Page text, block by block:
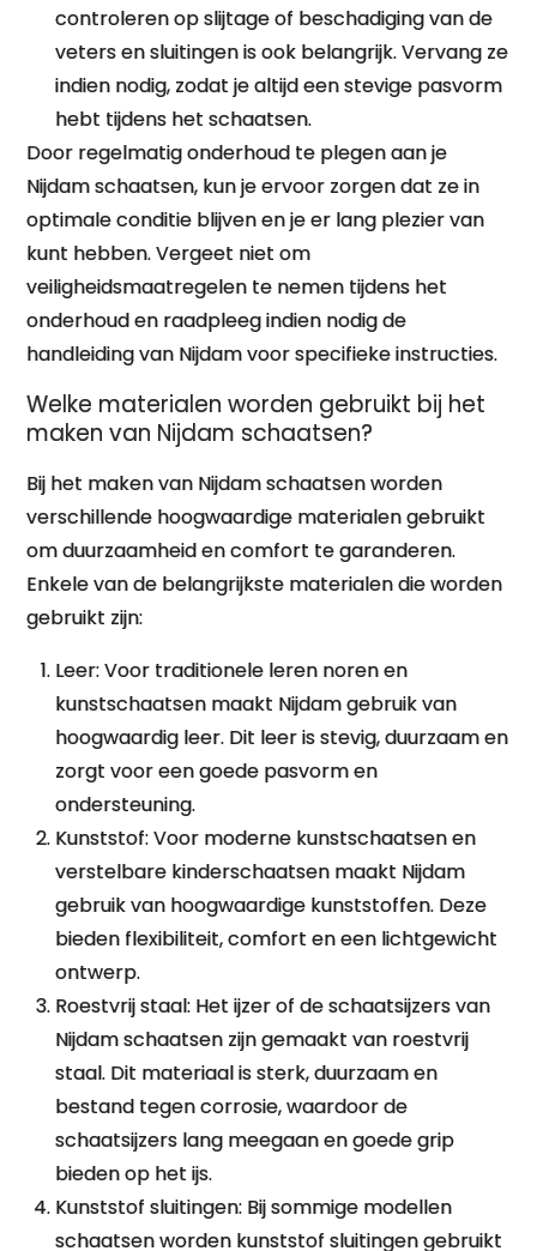
controleren op slijtage of beschadiging van de
veters en sluitingen is ook belangrijk. Vervang ze
indien nodig, zodat je altijd een stevige pasvorm
hebt tijdens het schaatsen.
Door regelmatig onderhoud te plegen aan je
Nijdam schaatsen, kun je ervoor zorgen dat ze in
optimale conditie blijven en je er lang plezier van
kunt hebben. Vergeet niet om
veiligheidsmaatregelen te nemen tijdens het
onderhoud en raadpleeg indien nodig de
handleiding van Nijdam voor specifieke instructies.
Welke materialen worden gebruikt bij het
maken van Nijdam schaatsen?
Bij het maken van Nijdam schaatsen worden
verschillende hoogwaardige materialen gebruikt
om duurzaamheid en comfort te garanderen.
Enkele van de belangrijkste materialen die worden
gebruikt zijn:
Leer: Voor traditionele leren noren en
kunstschaatsen maakt Nijdam gebruik van
hoogwaardig leer. Dit leer is stevig, duurzaam en
zorgt voor een goede pasvorm en
ondersteuning.
Kunststof: Voor moderne kunstschaatsen en
verstelbare kinderschaatsen maakt Nijdam
gebruik van hoogwaardige kunststoffen. Deze
bieden flexibiliteit, comfort en een lichtgewicht
ontwerp.
Roestvrij staal: Het ijzer of de schaatsijzers van
Nijdam schaatsen zijn gemaakt van roestvrij
staal. Dit materiaal is sterk, duurzaam en
bestand tegen corrosie, waardoor de
schaatsijzers lang meegaan en goede grip
bieden op het ijs.
Kunststof sluitingen: Bij sommige modellen
schaatsen worden kunststof sluitingen gebruikt